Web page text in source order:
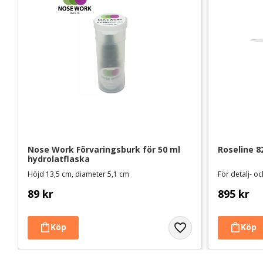
Nose Work Förvaringsburk för 50 ml
hydrolatflaska
Höjd 13,5 cm, diameter 5,1 cm
89 kr
Roseline
För detalj-
895 kr